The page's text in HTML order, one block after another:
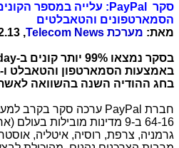
סקר PayPal : עלייה במספר
הסמארטפונים והטאבלטים
מאת: מערכת Telecom News
, 2.12.13, 10:58
בסקר נמצאו 99% יותר קונים ב-
בחג ההודיה השנה בהשוואה
חברת PayPal
64-16 ב-9 מדינות מובילות
גרמניה, צרפת, רוסיה, איטליה,